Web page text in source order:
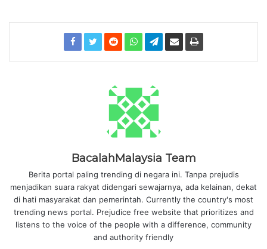
BacalahMalaysia Team
Berita portal paling trending di negara ini. Tanpa prejudis
menjadikan suara rakyat didengari sewajarnya, ada kelainan, dekat
di hati masyarakat dan pemerintah. Currently the country's most
trending news portal. Prejudice free website that prioritizes and
listens to the voice of the people with a difference, community
and authority friendly